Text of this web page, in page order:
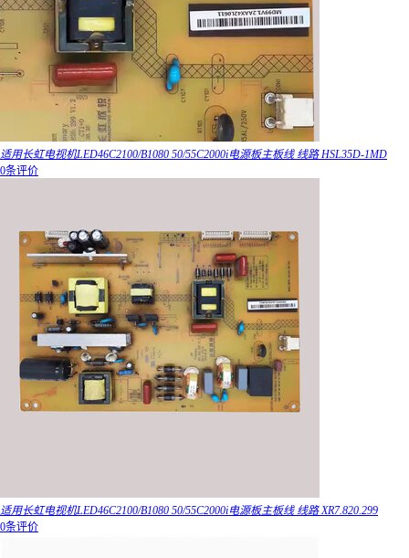
适用长虹电视机LED46C2100/B1080 50/55C2000i电源板主板线 线路 HSL35D-1MD
0条评价
适用长虹电视机LED46C2100/B1080 50/55C2000i电源板主板线 线路 XR7.820.299
0条评价